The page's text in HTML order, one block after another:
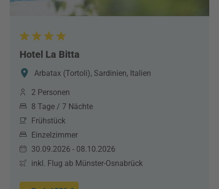
Hotel La Bitta
Arbatax (Tortoli), Sardinien, Italien
2 Personen
8 Tage / 7 Nächte
Frühstück
Einzelzimmer
30.09.2026 - 08.10.2026
inkl. Flug ab Münster-Osnabrück